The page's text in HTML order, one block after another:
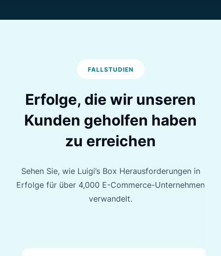
FALLSTUDIEN
Erfolge, die wir unseren
Kunden geholfen haben
zu erreichen
Sehen Sie, wie Luigi’s Box Herausforderungen in
Erfolge für über 4,000 E-Commerce-Unternehmen
verwandelt.